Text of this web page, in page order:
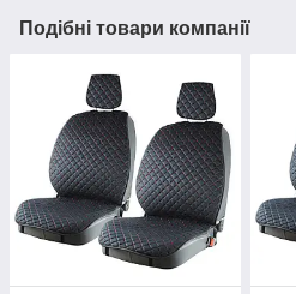
Подібні товари компанії